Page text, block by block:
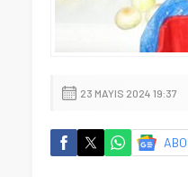
23 MAYIS 2024 19:37